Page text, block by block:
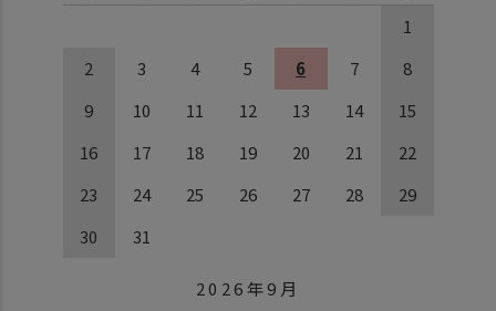
1
2
3 4 5 6 7
8
9
10 11 12 13 14
15
16
17 18 19 20 21
22
23
24 25 26 27 28
29
30
31
2026年9月